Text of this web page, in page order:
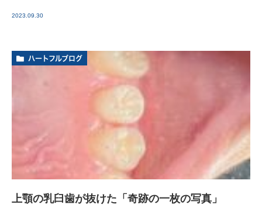
2023.09.30
ハートフルブログ
上顎の乳臼歯が抜けた「奇跡の一枚の写真」